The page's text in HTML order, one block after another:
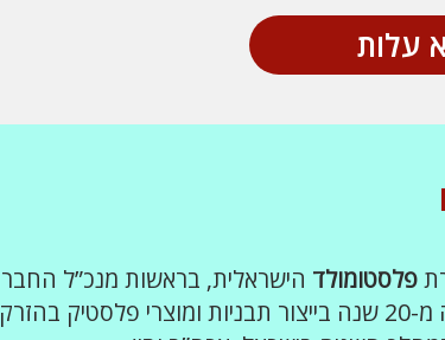
עלות
פלסטומולד הישראלית, בראשות מנכ”ל
עוסק כבר למעלה מ-20 שנה בייצור תבניות ומוצרי פלסטיק